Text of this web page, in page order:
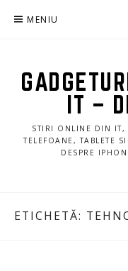
MENIU
IT –
STIRI ONLINE DIN IT,
TELEFOANE, TABLETE
DESPRE
ETICHETĂ: